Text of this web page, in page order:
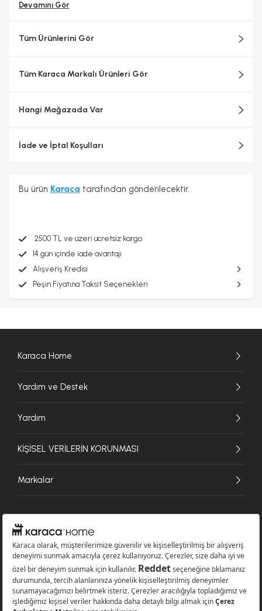
Devamını Gör
Tüm Ürünlerini Gör
Tüm Karaca Markalı Ürünleri Gör
Hangi Mağazada Var
İade ve İptal Koşulları
Bu ürün Karaca tarafından gönderilecektir.
2500 TL ve üzeri ücretsiz kargo
14 gün içinde iade avantajı
Alışveriş Kredisi
Peşin Fiyatına Taksit Seçenekleri
Karaca Home
Yardım ve Destek
Yardım
KİŞİSEL VERİLERİN KORUNMASI
Markalar